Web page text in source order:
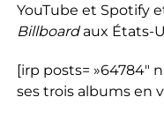
YouTube et Spotify
Billboardaux États-
[irp posts= »64784″
ses trois albums en